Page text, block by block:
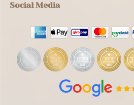
Social Media